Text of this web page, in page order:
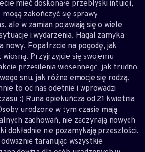
mieć doskonałe przebłyski intuicji,
mogą zakończyć się sprawy
ale w zamian pojawiają się o wiele
i wydarzenia. Hagal zamyka
nowy. Popatrzcie na pogodę, jak
Przyjrzyjcie się swojemu
przesilenia wiosennego, jak trudno
snu, jak różne emocje się rodzą,
to od nas odetnie i wprowadzi
:) Runa opiekuńcza od 21 kwietnia
urodzone w tym czasie mają
zachowań, nie zaczynają nowych
dokładnie nie pozamykają przeszłości.
taranując wszystkie